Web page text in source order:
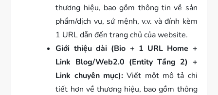
thương hiệu, bao gồm thông tin về sản
phẩm/dịch vụ, sứ mệnh, v.v. và đính kèm
1 URL dẫn đến trang chủ của website.
Giới thiệu dài (Bio + 1 URL Home +
Link Blog/Web2.0 (Entity Tầng 2) +
Link chuyên mục): Viết một mô tả chi
tiết hơn về thương hiệu, bao gồm thông